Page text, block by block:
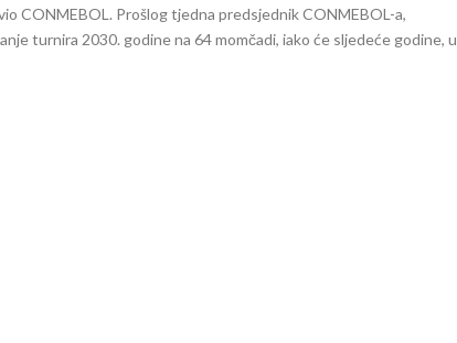
nema dovoljno sredstava, Atletico prati situaciju.
CONMEBOL. Prošlog tjedna predsjednik CONMEBOL-a,
turnira 2030. godine na 64 momčadi, iako će sljedeće godine, u